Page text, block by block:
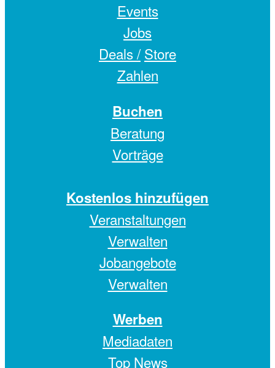
Events
Jobs
Deals / Store
Zahlen
Buchen
Beratung
Vorträge
Kostenlos hinzufügen
Veranstaltungen
Verwalten
Jobangebote
Verwalten
Werben
Mediadaten
Top News